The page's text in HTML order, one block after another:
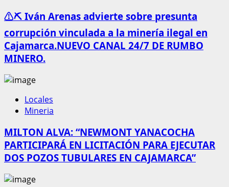
⚠️⛏️ Iván Arenas advierte sobre presunta
corrupción vinculada a la minería ilegal en
Cajamarca.NUEVO CANAL 24/7 DE RUMBO
MINERO.
Locales
Mineria
MILTON ALVA: “NEWMONT YANACOCHA
PARTICIPARÁ EN LICITACIÓN PARA EJECUTAR
DOS POZOS TUBULARES EN CAJAMARCA”